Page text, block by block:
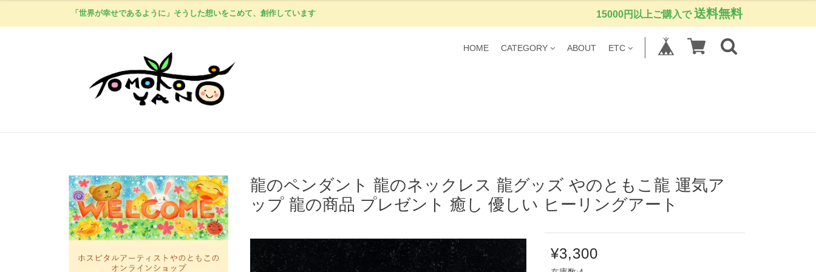
「世界が幸せであるように」そうした想いをこめて、創作しています 15000円以上ご購入で 送料無料
HOME CATEGORY ABOUT ETC
龍のペンダント 龍のネックレス 龍グッズ やのともこ龍 運気ア
ップ 龍の商品 プレゼント 癒し 優しい ヒーリングアート
¥3,300